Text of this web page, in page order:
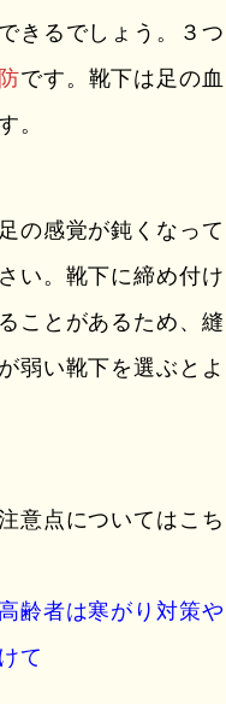
きるでしょう。３つ
です。靴下は足の血
。
の感覚が鈍くなって
い。靴下に締め付け
ことがあるため、縫
弱い靴下を選ぶとよ
意点についてはこち
齢者は寒がり対策や
て